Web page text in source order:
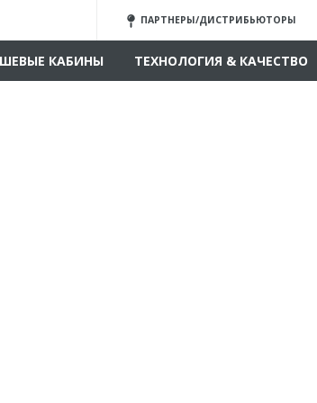
ПАРТНЕРЫ/ДИСТРИБЬЮТОРЫ
КАБИНЫ ТЕХНОЛОГИЯ & КАЧЕСТВО